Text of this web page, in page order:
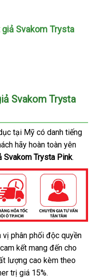
Svakom Trysta
Svakom Trysta
tại Mỹ có danh tiếng
hãy hoàn toàn yên
Svakom Trysta Pink.
vị phân phối độc quyền
kết mang đến cho
lượng cao kèm theo
trị giá 15%.